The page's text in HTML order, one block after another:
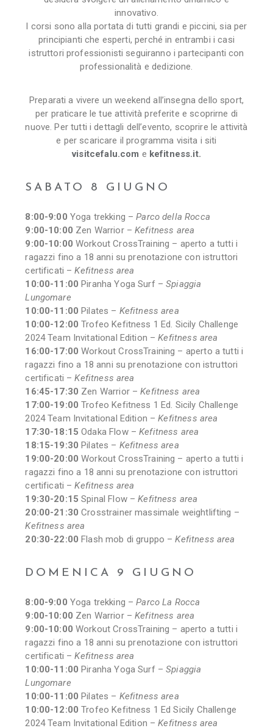
innovativo.
I corsi sono alla portata di tutti grandi e piccini, sia per
principianti che esperti, perché in entrambi i casi
istruttori professionisti seguiranno i partecipanti con
professionalità e dedizione.
Preparati a vivere un weekend all’insegna dello sport,
per praticare le tue attività preferite e scoprirne di
nuove. Per tutti i dettagli dell’evento, scoprire le attività
e per scaricare il programma visita i siti
visitcefalu.com e kefitness.it.
SABATO 8 GIUGNO
8:00-9:00 Yoga trekking –Parco della Rocca
9:00-10:00 Zen Warrior –Kefitness area
9:00-10:00 Workout CrossTraining – aperto a tutti i
ragazzi fino a 18 anni su prenotazione con istruttori
certificati –Kefitness area
10:00-11:00 Piranha Yoga Surf –Spiaggia
Lungomare
10:00-11:00 Pilates – Kefitness area
10:00-12:00 Trofeo Kefitness 1 Ed. Sicily Challenge
2024 Team Invitational Edition –Kefitness area
16:00-17:00 Workout CrossTraining – aperto a tutti i
ragazzi fino a 18 anni su prenotazione con istruttori
certificati –Kefitness area
16:45-17:30 Zen Warrior –Kefitness area
17:00-19:00 Trofeo Kefitness 1 Ed. Sicily Challenge
2024 Team Invitational Edition –Kefitness area
17:30-18:15 Odaka Flow –Kefitness area
18:15-19:30 Pilates – Kefitness area
19:00-20:00 Workout CrossTraining – aperto a tutti i
ragazzi fino a 18 anni su prenotazione con istruttori
certificati –Kefitness area
19:30-20:15 Spinal Flow – Kefitness area
20:00-21:30 Crosstrainer massimale weightlifting –
Kefitness area
20:30-22:00 Flash mob di gruppo –Kefitness area
DOMENICA 9 GIUGNO
8:00-9:00 Yoga trekking –Parco La Rocca
9:00-10:00 Zen Warrior –Kefitness area
9:00-10:00 Workout CrossTraining – aperto a tutti i
ragazzi fino a 18 anni su prenotazione con istruttori
certificati – Kefitness area
10:00-11:00 Piranha Yoga Surf –Spiaggia
Lungomare
10:00-11:00 Pilates – Kefitness area
10:00-12:00 Trofeo Kefitness 1 Ed Sicily Challenge
2024 Team Invitational Edition –Kefitness area